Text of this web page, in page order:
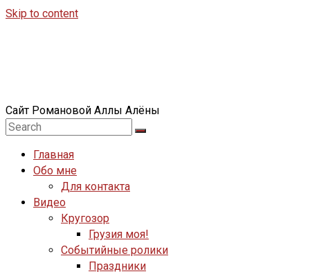
Skip to content
Сайт Романовой Аллы Алёны
Главная
Обо мне
Для контакта
Видео
Кругозор
Грузия моя!
Событийные ролики
Праздники